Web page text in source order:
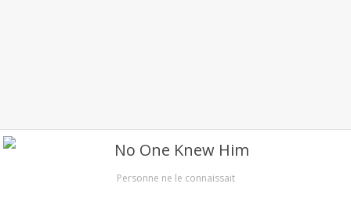
Personne ne le connaissait